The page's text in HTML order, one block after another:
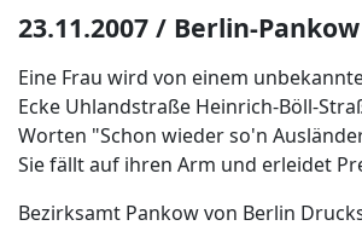
23.11.2007 / Berlin-Pankow
Eine Frau wird von einem
Ecke Uhlandstraße Heinrich-Böll-
Worten "Schon wieder so'n
Sie fällt auf ihren Arm und erleidet
Bezirksamt Pankow von Berlin